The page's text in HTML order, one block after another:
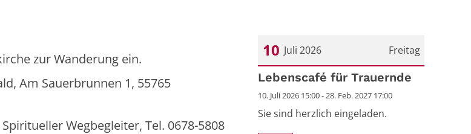
zur Wanderung ein.
Am Sauerbrunnen 1, 55765
Wegbegleiter, Tel. 0678-5808
Freitag
10 Juli 2026
Datum: 10. Juli 2026
Lebenscafé für Trauernde
10. Juli 2026 15:00 - 28. Feb. 2027 17:00
Sie sind herzlich eingeladen.